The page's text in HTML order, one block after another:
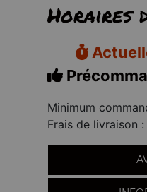
Horaires
Minimum
Frais de livraison :